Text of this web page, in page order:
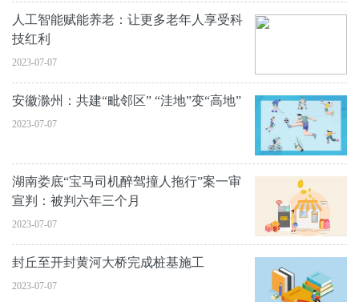
人工智能赋能养老：让更多老年人享受科
技红利
2023-07-07
安徽滁州：共建“毗邻区” “洼地”变“高地”
2023-07-07
湖南娄底“宝马司机醉驾撞人拖行”案一审
宣判：被判六年三个月
2023-07-07
封丘至开封黄河大桥完成桩基施工
2023-07-07